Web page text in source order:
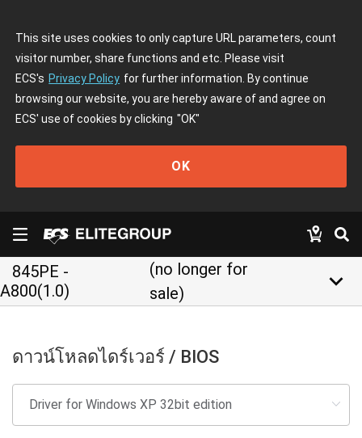
This site uses cookies to only capture URL parameters, count
visitor number, share functions and etc. Please visit
ECS's Privacy Policy for further information. By continue
browsing our website, you are hereby aware of and agree on
ECS' use of cookies by clicking "OK"
OK
845PE -
A800(1.0)
(no longer for
sale)
keyboard_arrow_down
ดาวน์โหลดไดร์เวอร์ / BIOS